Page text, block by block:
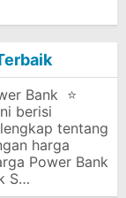
Bank ⭐
berisi
tentang
harga
Power Bank
S…